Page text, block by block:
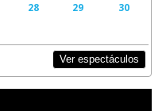
28 29
30
Ver espectáculos